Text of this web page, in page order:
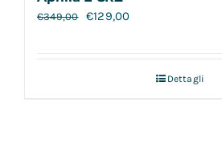
€349,00 €129,00
Dettagli